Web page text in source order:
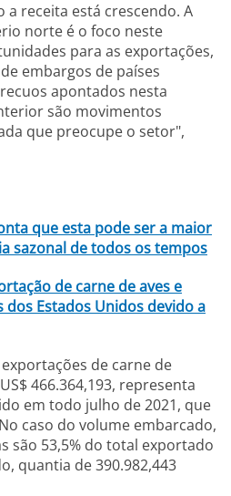
a receita está crescendo. A
norte é o foco neste
para as exportações,
embargos de países
apontados nesta
são movimentos
que preocupe o setor",
que esta pode ser a maior
sazonal de todos os tempos
de carne de aves e
dos Estados Unidos devido a
de carne de
466.364,193, representa
em todo julho de 2021, que
caso do volume embarcado,
são 53,5% do total exportado
quantia de 390.982,443